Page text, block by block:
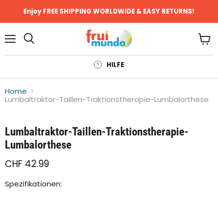
Enjoy FREE SHIPPING WORLDWIDE & EASY RETURNS!
HILFE
Home
Lumbaltraktor-Taillen-Traktionstherapie-Lumbalorthese
Klicken oder scrollen, um zu Zoomen
Lumbaltraktor-Taillen-Traktionstherapie-
Lumbalorthese
CHF 42.99
Spezifikationen: